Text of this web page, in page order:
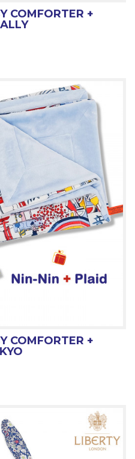
COMFORTER +
COMFORTER +